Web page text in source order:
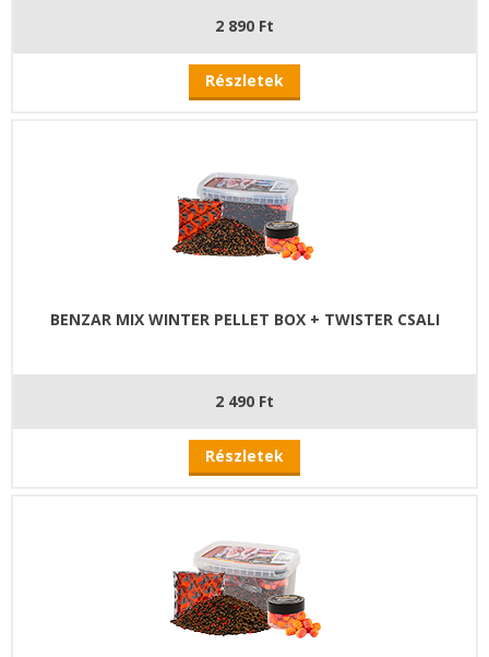
2 890 Ft
Részletek
BENZAR MIX WINTER PELLET BOX + TWISTER CSALI
2 490 Ft
Részletek